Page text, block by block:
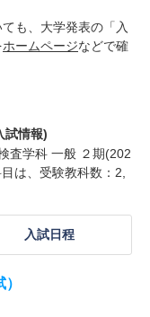
も、大学発表の「入
ホームページなどで確
試情報)
査学科 一般 ２期(202
は、受験教科数：2,
入試日程